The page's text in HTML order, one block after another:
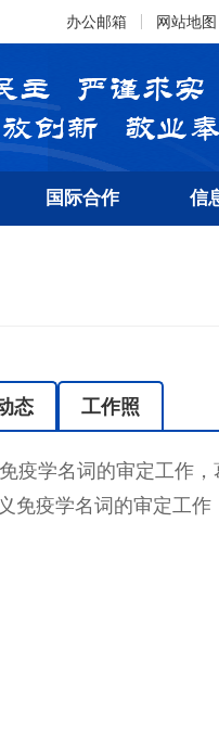
办公邮箱 网站地图
国际合作 信
态 工作照
学名词的审定工作，
免疫学名词的审定工